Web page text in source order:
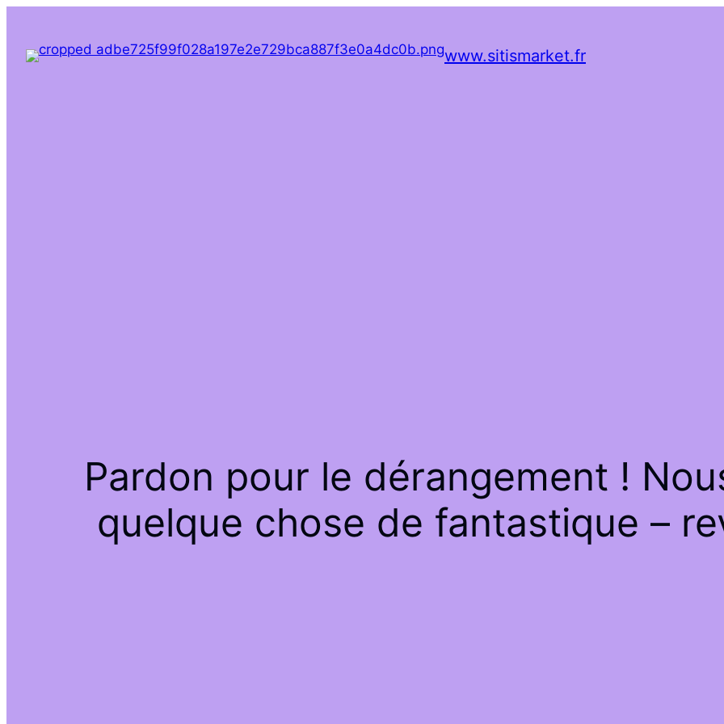
www.sitismarket.fr
Pardon pour le dérangement !
quelque chose de fantastique –